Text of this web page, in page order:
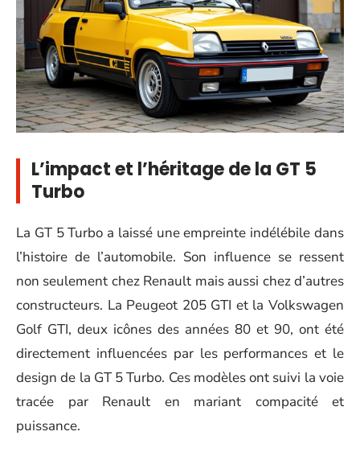
L’impact et l’héritage de la GT 5
Turbo
La GT 5 Turbo a laissé une empreinte indélébile dans
l’histoire de l’automobile. Son influence se ressent
non seulement chez Renault mais aussi chez d’autres
constructeurs. La Peugeot 205 GTI et la Volkswagen
Golf GTI, deux icônes des années 80 et 90, ont été
directement influencées par les performances et le
design de la GT 5 Turbo. Ces modèles ont suivi la voie
tracée par Renault en mariant compacité et
puissance.